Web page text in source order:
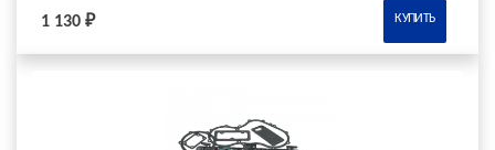
1 130 ₽ КУПИТЬ